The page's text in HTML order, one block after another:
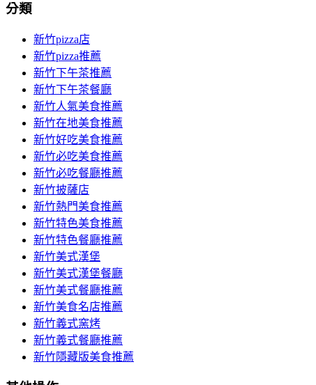
分類
新竹pizza店
新竹pizza推薦
新竹下午茶推薦
新竹下午茶餐廳
新竹人氣美食推薦
新竹在地美食推薦
新竹好吃美食推薦
新竹必吃美食推薦
新竹必吃餐廳推薦
新竹披薩店
新竹熱門美食推薦
新竹特色美食推薦
新竹特色餐廳推薦
新竹美式漢堡
新竹美式漢堡餐廳
新竹美式餐廳推薦
新竹美食名店推薦
新竹義式窯烤
新竹義式餐廳推薦
新竹隱藏版美食推薦